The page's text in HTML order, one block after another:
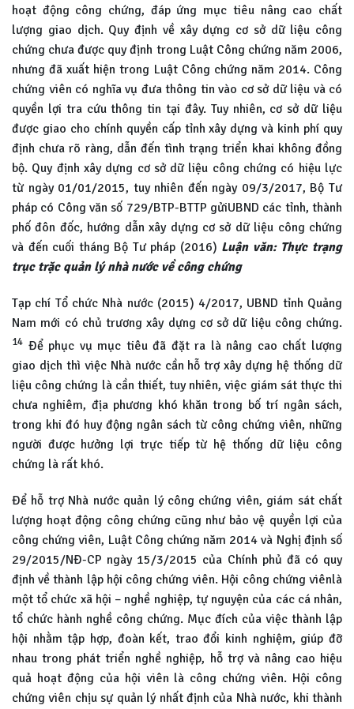
hoạt động công chứng, đáp ứng mục tiêu nâng cao chất
lượng giao dịch. Quy định về xây dựng cơ sở dữ liệu công
chứng chưa được quy định trong Luật Công chứng năm 2006,
nhưng đã xuất hiện trong Luật Công chứng năm 2014. Công
chứng viên có nghĩa vụ đưa thông tin vào cơ sở dữ liệu và có
quyền lợi tra cứu thông tin tại đây. Tuy nhiên, cơ sở dữ liệu
được giao cho chính quyền cấp tỉnh xây dựng và kinh phí quy
định chưa rõ ràng, dẫn đến tình trạng triển khai không đồng
bộ. Quy định xây dựng cơ sở dữ liệu công chứng có hiệu lực
từ ngày 01/01/2015, tuy nhiên đến ngày 09/3/2017, Bộ Tư
pháp có Công văn số 729/BTP-BTTP gửiUBND các tỉnh, thành
phố đôn đốc, hướng dẫn xây dựng cơ sở dữ liệu công chứng
và đến cuối tháng Bộ Tư pháp (2016) Luận văn: Thực trạng
trục trặc quản lý nhà nước về công chứng
Tạp chí Tổ chức Nhà nước (2015) 4/2017, UBND tỉnh Quảng
Nam mới có chủ trương xây dựng cơ sở dữ liệu công chứng.
14 Để phục vụ mục tiêu đã đặt ra là nâng cao chất lượng
giao dịch thì việc Nhà nước cần hỗ trợ xây dựng hệ thống dữ
liệu công chứng là cần thiết, tuy nhiên, việc giám sát thực thi
chưa nghiêm, địa phương khó khăn trong bố trí ngân sách,
trong khi đó huy động ngân sách từ công chứng viên, những
người được hưởng lợi trực tiếp từ hệ thống dữ liệu công
chứng là rất khó.
Để hỗ trợ Nhà nước quản lý công chứng viên, giám sát chất
lượng hoạt động công chứng cũng như bảo vệ quyền lợi của
công chứng viên, Luật Công chứng năm 2014 và Nghị định số
29/2015/NĐ-CP ngày 15/3/2015 của Chính phủ đã có quy
định về thành lập hội công chứng viên. Hội công chứng viênlà
một tổ chức xã hội – nghề nghiệp, tự nguyện của các cá nhân,
tổ chức hành nghề công chứng. Mục đích của việc thành lập
hội nhằm tập hợp, đoàn kết, trao đổi kinh nghiệm, giúp đỡ
nhau trong phát triển nghề nghiệp, hỗ trợ và nâng cao hiệu
quả hoạt động của hội viên là công chứng viên. Hội công
chứng viên chịu sự quản lý nhất định của Nhà nước, khi thành